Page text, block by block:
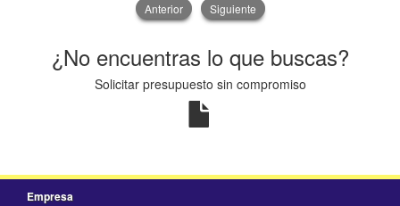
Anterior Siguiente
¿No encuentras lo que buscas?
Solicitar presupuesto sin compromiso
Empresa